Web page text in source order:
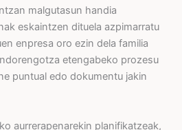
malgutasun handia
eskaintzen dituela azpimarratu
enpresa oro ezin dela familia
etengabeko prozesu
puntual edo dokumentu jakin
aurrerapenarekin planifikatzeak,